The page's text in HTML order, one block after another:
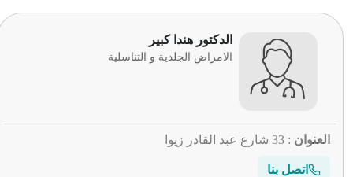
الدكتور هندا كبير
الامراض الجلدية و التناسلية
العنوان : 33 شارع عبد القادر زيوا
اتصل بنا